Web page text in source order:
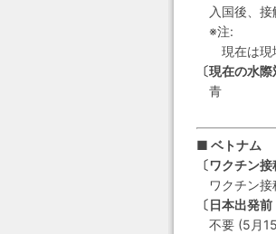
入国後、接
※注:
現在は現地
〔現在の水
青
■ ベトナム
〔ワクチン接
ワクチン接
〔日本出発
不要 (5月